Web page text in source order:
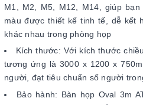
M1, M2, M5, M12, M14, giúp
màu được thiết kế tinh tế, dễ kết
khác nhau trong phòng họp
Kích thước: Với kích thước
tương ứng là 3000 x 1200 x
người, đạt tiêu chuẩn số người
Bảo hành: Bàn họp Oval 3m